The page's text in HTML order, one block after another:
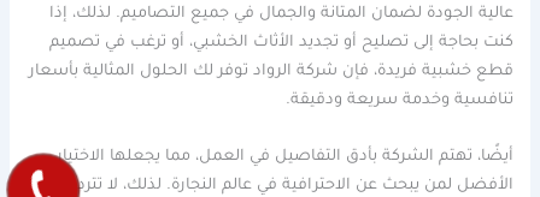
عالية الجودة لضمان المتانة والجمال في جميع التصاميم. لذلك، إذا
كنت بحاجة إلى تصليح أو تجديد الأثاث الخشبي، أو ترغب في تصميم
قطع خشبية فريدة، فإن شركة الرواد توفر لك الحلول المثالية بأسعار
تنافسية وخدمة سريعة ودقيقة.
أيضًا، تهتم الشركة بأدق التفاصيل في العمل، مما يجعلها الاختيار
الأفضل لمن يبحث عن الاحترافية في عالم النجارة. لذلك، لا تتردد في